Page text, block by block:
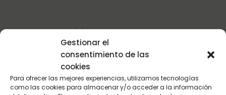
Gestionar el
consentimiento de las
cookies
Para ofrecer las mejores experiencias, utilizamos tecnologías
como las cookies para almacenar y/o acceder a la información
Sultán Hípica proporciona la información y los productos
específicos para que cada caballo tenga lo que realmente
necesita en cada circunstancia.